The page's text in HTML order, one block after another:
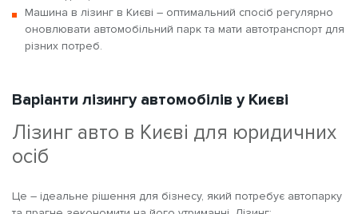
Машина в лізинг в Києві – оптимальний спосіб регулярно
оновлювати автомобільний парк та мати автотранспорт для
різних потреб.
Варіанти лізингу автомобілів у Києві
Лізинг авто в Києві для юридичних
осіб
Це – ідеальне рішення для бізнесу, який потребує автопарку